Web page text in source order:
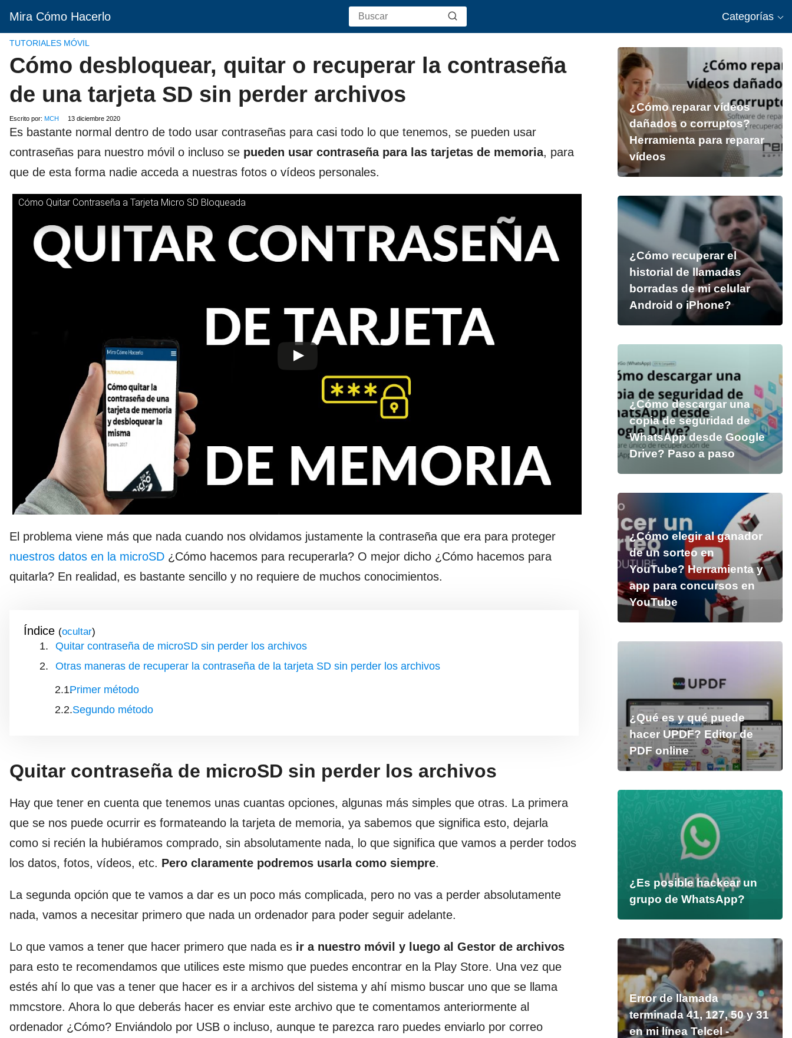
Mira Cómo Hacerlo Categorías
TUTORIALES MÓVIL
Cómo desbloquear, quitar o recuperar la contraseña
de una tarjeta SD sin perder archivos
Escrito por: MCH 13 diciembre 2020
Es bastante normal dentro de todo usar contraseñas para casi todo lo que tenemos, se pueden usar
contraseñas para nuestro móvil o incluso se pueden usar contraseña para las tarjetas de memoria, para
que de esta forma nadie acceda a nuestras fotos o vídeos personales.
Cómo Quitar Contraseña a Tarjeta Micro SD Bloqueada
El problema viene más que nada cuando nos olvidamos justamente la contraseña que era para proteger
nuestros datos en la microSD ¿Cómo hacemos para recuperarla? O mejor dicho ¿Cómo hacemos para
quitarla? En realidad, es bastante sencillo y no requiere de muchos conocimientos.
Índice ( )
Quitar contraseña de microSD sin perder los archivos
Otras maneras de recuperar la contraseña de la tarjeta SD sin perder los archivos
Primer método
Segundo método
Quitar contraseña de microSD sin perder los archivos
Hay que tener en cuenta que tenemos unas cuantas opciones, algunas más simples que otras. La primera
que se nos puede ocurrir es formateando la tarjeta de memoria, ya sabemos que significa esto, dejarla
como si recién la hubiéramos comprado, sin absolutamente nada, lo que significa que vamos a perder todos
los datos, fotos, vídeos, etc. Pero claramente podremos usarla como siempre.
La segunda opción que te vamos a dar es un poco más complicada, pero no vas a perder absolutamente
nada, vamos a necesitar primero que nada un ordenador para poder seguir adelante.
Lo que vamos a tener que hacer primero que nada es ir a nuestro móvil y luego al Gestor de archivos
para esto te recomendamos que utilices este mismo que puedes encontrar en la Play Store. Una vez que
estés ahí lo que vas a tener que hacer es ir a archivos del sistema y ahí mismo buscar uno que se llama
mmcstore. Ahora lo que deberás hacer es enviar este archivo que te comentamos anteriormente al
ordenador ¿Cómo? Enviándolo por USB o incluso, aunque te parezca raro puedes enviarlo por correo
¿Cómo reparar vídeos
dañados o corruptos?
Herramienta para reparar
vídeos
¿Cómo recuperar el
historial de llamadas
borradas de mi celular
Android o iPhone?
¿Cómo descargar una
copia de seguridad de
WhatsApp desde Google
Drive? Paso a paso
¿Cómo elegir al ganador
de un sorteo en
YouTube? Herramienta y
app para concursos en
YouTube
¿Qué es y qué puede
hacer UPDF? Editor de
PDF online
¿Es posible hackear un
grupo de WhatsApp?
Error de llamada
terminada 41, 127, 50 y 31
en mi línea Telcel -